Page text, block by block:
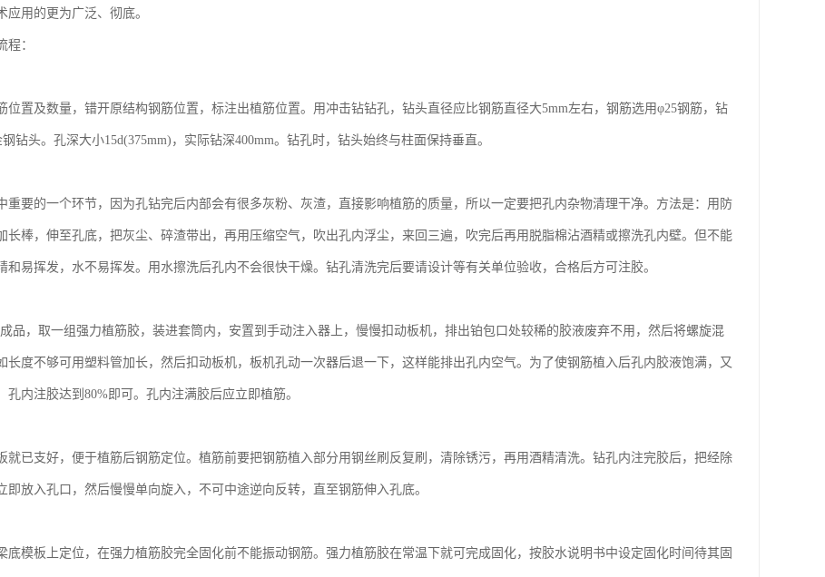
应用的更为广泛、彻底。
程：
位置及数量，错开原结构钢筋位置，标注出植筋位置。用冲击钻钻孔，钻头直径应比钢筋直径大5mm左右，钢筋选用φ25钢筋，钻
钻头。孔深大小15d(375mm)，实际钻深400mm。钻孔时，钻头始终与柱面保持垂直。
重要的一个环节，因为孔钻完后内部会有很多灰粉、灰渣，直接影响植筋的质量，所以一定要把孔内杂物清理干净。方法是：用防
长棒，伸至孔底，把灰尘、碎渣带出，再用压缩空气，吹出孔内浮尘，来回三遍，吹完后再用脱脂棉沾酒精或擦洗孔内壁。但不能
和易挥发，水不易挥发。用水擦洗后孔内不会很快干燥。钻孔清洗完后要请设计等有关单位验收，合格后方可注胶。
品，取一组强力植筋胶，装进套筒内，安置到手动注入器上，慢慢扣动板机，排出铂包口处较稀的胶液废弃不用，然后将螺旋混
长度不够可用塑料管加长，然后扣动板机，板机孔动一次器后退一下，这样能排出孔内空气。为了使钢筋植入后孔内胶液饱满，又
孔内注胶达到80%即可。孔内注满胶后应立即植筋。
就已支好，便于植筋后钢筋定位。植筋前要把钢筋植入部分用钢丝刷反复刷，清除锈污，再用酒精清洗。钻孔内注完胶后，把经除
即放入孔口，然后慢慢单向旋入，不可中途逆向反转，直至钢筋伸入孔底。
底模板上定位，在强力植筋胶完全固化前不能振动钢筋。强力植筋胶在常温下就可完成固化，按胶水说明书中设定固化时间待其固